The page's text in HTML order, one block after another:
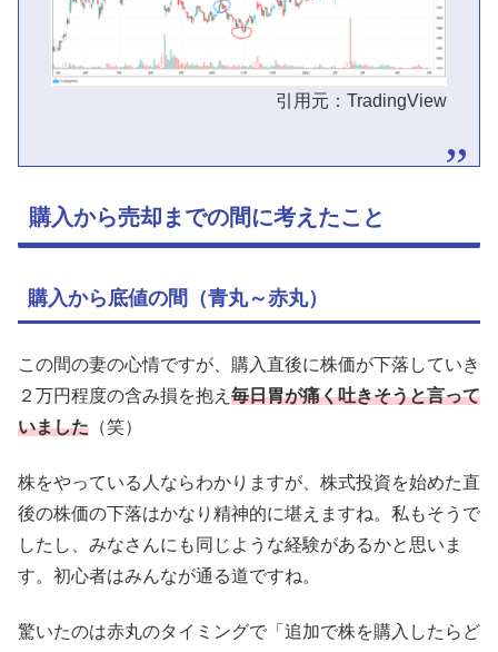
引用元：TradingView
購入から売却までの間に考えたこと
購入から底値の間（青丸～赤丸）
この間の妻の心情ですが、購入直後に株価が下落していき
２万円程度の含み損を抱え 毎日胃が痛く吐きそうと言って
いました （笑）
株をやっている人ならわかりますが、株式投資を始めた直
後の株価の下落はかなり精神的に堪えますね。私もそうで
したし、みなさんにも同じような経験があるかと思いま
す。初心者はみんなが通る道ですね。
驚いたのは赤丸のタイミングで「追加で株を購入したらど